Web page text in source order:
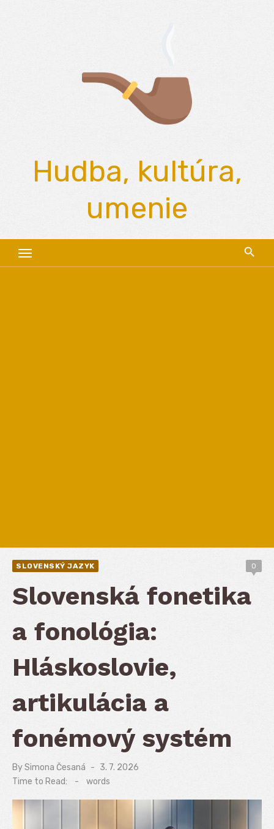
Hudba, kultúra,
umenie
SLOVENSKÝ JAZYK 0
Slovenská fonetika
a fonológia:
Hláskoslovie,
artikulácia a
fonémový systém
BySimona Česaná
Posted
on
3. 7. 2026
Time to Read:
- words